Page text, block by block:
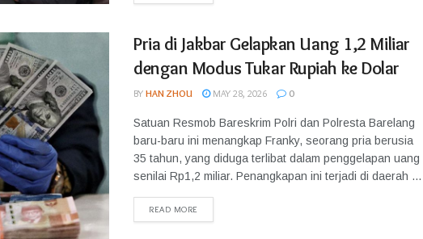
Pria di Jakbar Gelapkan Uang 1,2 Miliar
dengan Modus Tukar Rupiah ke Dolar
BY HAN ZHOU MAY 28, 2026 0
Satuan Resmob Bareskrim Polri dan Polresta Barelang
baru-baru ini menangkap Franky, seorang pria berusia
35 tahun, yang diduga terlibat dalam penggelapan uang
senilai Rp1,2 miliar. Penangkapan ini terjadi di daerah ...
READ MORE